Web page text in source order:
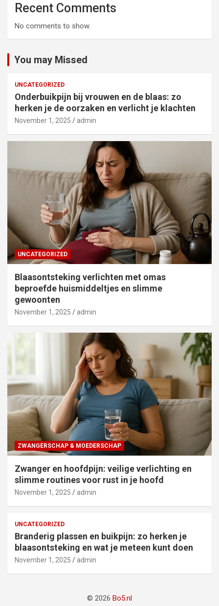
Recent Comments
No comments to show.
You may Missed
UNCATEGORIZED
Onderbuikpijn bij vrouwen en de blaas: zo
herken je de oorzaken en verlicht je klachten
November 1, 2025 admin
UNCATEGORIZED
Blaasontsteking verlichten met omas
beproefde huismiddeltjes en slimme
gewoonten
November 1, 2025 admin
ZWANGERSCHAP & MOEDERSCHAP
Zwanger en hoofdpijn: veilige verlichting en
slimme routines voor rust in je hoofd
November 1, 2025 admin
UNCATEGORIZED
Branderig plassen en buikpijn: zo herken je
blaasontsteking en wat je meteen kunt doen
November 1, 2025 admin
© 2026 Bo5.nl